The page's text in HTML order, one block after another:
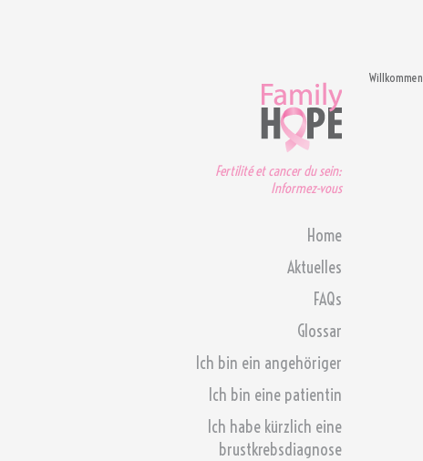
Fertilité et cancer du sein:
Informez-vous
Home
Aktuelles
FAQs
Glossar
Ich bin ein angehöriger
Ich bin eine patientin
Ich habe kürzlich eine
brustkrebsdiagnose
Willkommen